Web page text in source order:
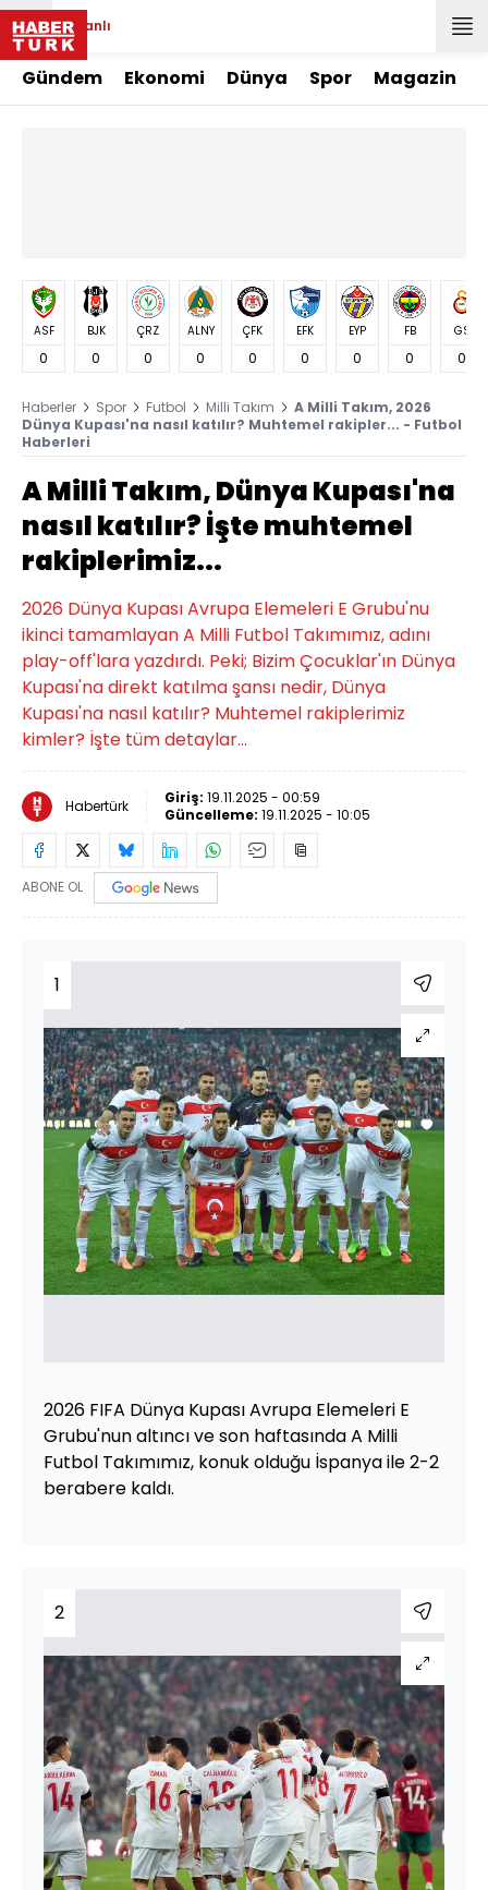
Canlı
Gündem Ekonomi Dünya Spor Magazin
ASF
0
BJK
0
ÇRZ
0
ALNY
0
ÇFK
0
EFK
0
EYP
0
FB
0
GS
0
Haberler Spor Futbol Milli Takım
A Milli Takım, 2026
Dünya Kupası'na nasıl katılır? Muhtemel rakipler... - Futbol
Haberleri
A Milli Takım, Dünya Kupası'na
nasıl katılır? İşte muhtemel
rakiplerimiz...
2026 Dünya Kupası Avrupa Elemeleri E Grubu'nu
ikinci tamamlayan A Milli Futbol Takımımız, adını
play-off'lara yazdırdı. Peki; Bizim Çocuklar'ın Dünya
Kupası'na direkt katılma şansı nedir, Dünya
Kupası'na nasıl katılır? Muhtemel rakiplerimiz
kimler? İşte tüm detaylar...
Habertürk Giriş: 19.11.2025 - 00:59
Güncelleme: 19.11.2025 - 10:05
ABONE OL
1
2026 FIFA Dünya Kupası Avrupa Elemeleri E
Grubu'nun altıncı ve son haftasında A Milli
Futbol Takımımız, konuk olduğu İspanya ile 2-2
berabere kaldı.
2